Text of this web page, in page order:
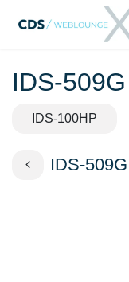
Zum Inhalt springen
IDS-509G
IDS-100HP
IDS-509G